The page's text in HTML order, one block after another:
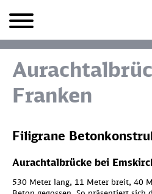
Franken
Filigrane
Aurachtalbrücke bei
530 Meter lang, 11 Meter breit, 40